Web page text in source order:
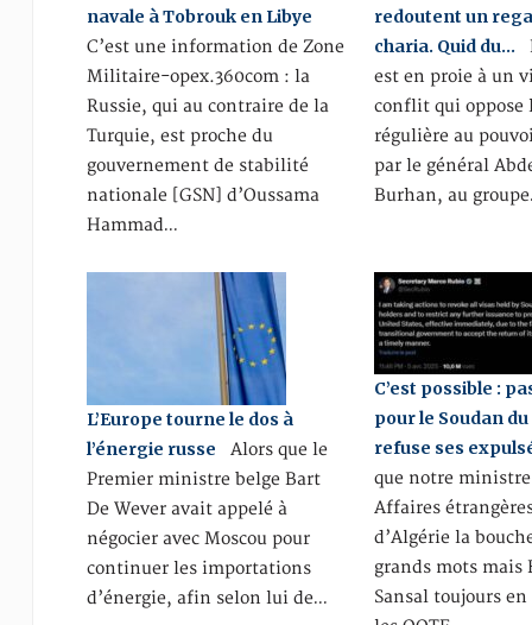
navale à Tobrouk en Libye
C’est une information de Zone
Militaire-opex.360com : la
Russie, qui au contraire de la
Turquie, est proche du
gouvernement de stabilité
nationale [GSN] d’Oussama
Hammad…
redoutent un
charia. Quid du…
est en proie à un
conflit qui oppose
régulière au
par le général
Burhan, au
L’Europe tourne le dos à
l’énergie russe Alors que le
Premier ministre belge Bart
De Wever avait appelé à
négocier avec Moscou pour
continuer les importations
d’énergie, afin selon lui de…
C’est possible :
pour le Soudan du
refuse ses
que notre ministre
Affaires
d’Algérie la
grands mots mais
Sansal toujours